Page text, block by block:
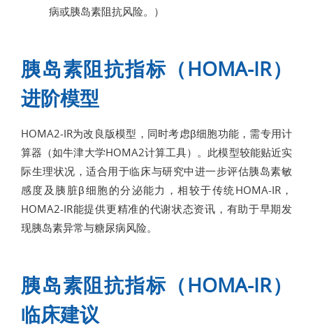
病或胰岛素阻抗风险。）
胰岛素阻抗指标（HOMA-IR）
进阶模型
HOMA2-IR为改良版模型，同时考虑β细胞功能，需专用计
算器（如牛津大学HOMA2计算工具）。此模型较能贴近实
际生理状况，适合用于临床与研究中进一步评估胰岛素敏
感度及胰脏β细胞的分泌能力，相较于传统HOMA-IR，
HOMA2-IR能提供更精准的代谢状态资讯，有助于早期发
现胰岛素异常与糖尿病风险。
胰岛素阻抗指标（HOMA-IR）
临床建议